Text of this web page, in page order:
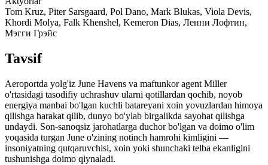
Tom Kruz, Piter Sarsgaard, Pol Dano, Mark Blukas, Viola Devis,
Khordi Molya, Falk Khenshel, Kemeron Dias, Ленни Лофтин,
Мэгги Грэйс
Tavsif
Aeroportda yolg'iz June Havens va maftunkor agent Miller
o'rtasidagi tasodifiy uchrashuv ularni qotillardan qochib, noyob
energiya manbai bo'lgan kuchli batareyani xoin yovuzlardan himoya
qilishga harakat qilib, dunyo bo'ylab birgalikda sayohat qilishga
undaydi. Son-sanoqsiz jarohatlarga duchor bo'lgan va doimo o'lim
yoqasida turgan June o'zining notinch hamrohi kimligini —
insoniyatning qutqaruvchisi, xoin yoki shunchaki telba ekanligini
tushunishga doimo qiynaladi.